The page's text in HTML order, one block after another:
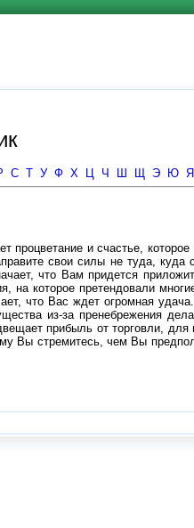
С Т У Ф Х Ц Ч Ш Щ Э Ю Я
процветание и счастье,
свои силы не туда,
что Вам придется
на которое претендовали
что Вас ждет огромная
из-за пренебрежения
прибыль от торговли,
Вы стремитесь, чем Вы